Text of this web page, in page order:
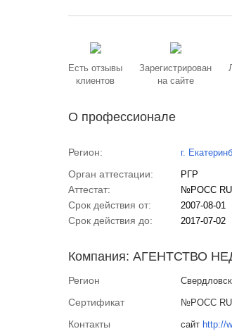
Есть отзывы
клиентов
Зарегистрирован
на сайте
О профессионале
Регион: г.
Орган аттестации: РГР
Аттестат: №РОСС RU
Срок действия от: 2007-08-01
Срок действия до: 2017-07-02
Компания: АГЕНТСТВО
Регион
Сертификат №РОСС
Контакты сайт http://